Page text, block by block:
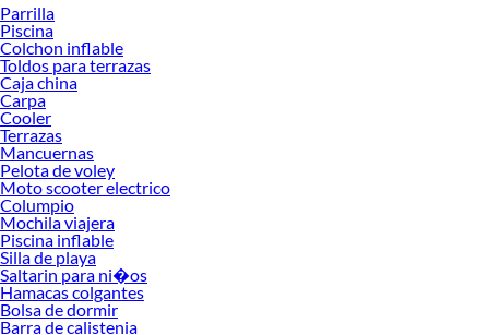
tienda correcta porque en Sodimac tenemos nuestra política de precios bajos
dudes más y compra online este producto con
sus complementos para que termines tu proyecto al 100% a
un costo económico. Además, elige entre las opciones de delivery
o recojo en tienda.
Las mejores marcas de Accesorios Outdoor
Sabemos que la calidad, confianza y seguridad son factores importantes al
De esta manera, inviertes en durabilidad, rendimiento, excelencia y satisfacción
¡Lleva más por menos!
Complementa tu compra con estos productos:
Bastones
Binoculares
Cocina camping
Parrilla
Piscina
Colchon inflable
Toldos para terrazas
Caja china
Carpa
Cooler
Terrazas
Mancuernas
Pelota de voley
Moto scooter electrico
Columpio
Mochila viajera
Piscina inflable
Silla de playa
Saltarin para ni�os
Hamacas colgantes
Bolsa de dormir
Barra de calistenia